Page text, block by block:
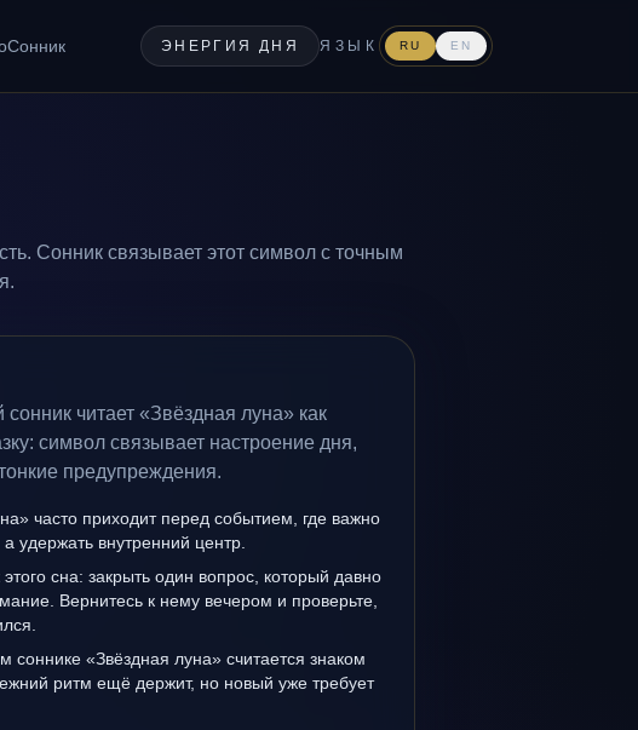
Сонник ЭНЕРГИЯ ДНЯ ЯЗЫК RU EN
Сонник связывает этот символ с точным
сонник читает «Звёздная луна» как
символ связывает настроение дня,
предупреждения.
часто приходит перед событием, где важно
а удержать внутренний центр.
сна: закрыть один вопрос, который давно
Вернитесь к нему вечером и проверьте,
соннике «Звёздная луна» считается знаком
ритм ещё держит, но новый уже требует